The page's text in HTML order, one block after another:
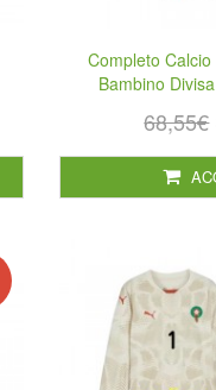
Completo
Bambino
68,55€